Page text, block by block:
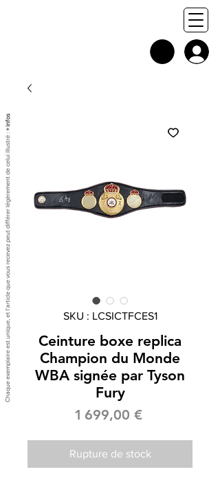
SKU : LCSICTFCES1
Ceinture boxe replica
Champion du Monde
WBA signée par Tyson
Fury
1 699,00 €Prix
Rupture de stock
Chaque exemplaire est unique, et l'article que vous recevez peut différer légèrement de celui illustré :
+ infos